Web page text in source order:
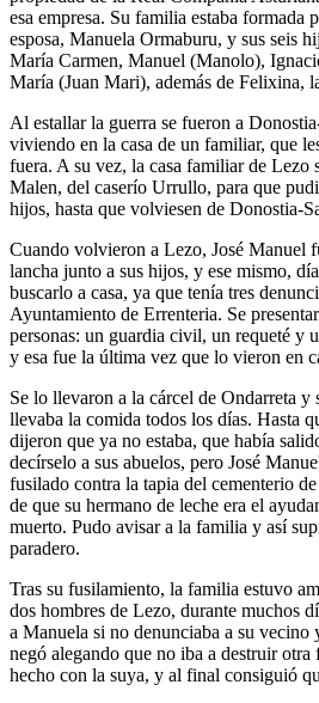
esa empresa. Su familia estaba formada
esposa, Manuela Ormaburu, y sus seis
María Carmen, Manuel (Manolo),
María (Juan Mari), además de Felixina,
Al estallar la guerra se fueron a
viviendo en la casa de un familiar, que
fuera. A su vez, la casa familiar de Lezo
Malen, del caserío Urrullo, para que
hijos, hasta que volviesen de Donostia-
Cuando volvieron a Lezo, José Manuel
lancha junto a sus hijos, y ese mismo,
buscarlo a casa, ya que tenía tres
Ayuntamiento de Errenteria. Se
personas: un guardia civil, un requeté y
y esa fue la última vez que lo vieron en
Se lo llevaron a la cárcel de Ondarreta y
llevaba la comida todos los días. Hasta
dijeron que ya no estaba, que había
decírselo a sus abuelos, pero José
fusilado contra la tapia del cementerio
de que su hermano de leche era el
muerto. Pudo avisar a la familia y así
paradero.
Tras su fusilamiento, la familia estuvo
dos hombres de Lezo, durante muchos
a Manuela si no denunciaba a su
negó alegando que no iba a destruir
hecho con la suya, y al final consiguió